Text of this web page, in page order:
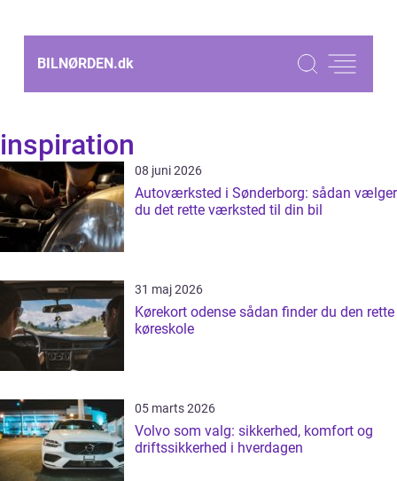
BILNØRDEN.dk
inspiration
08 juni 2026
Autoværksted i Sønderborg: sådan vælger
du det rette værksted til din bil
31 maj 2026
Kørekort odense sådan finder du den rette
køreskole
05 marts 2026
Volvo som valg: sikkerhed, komfort og
driftssikkerhed i hverdagen